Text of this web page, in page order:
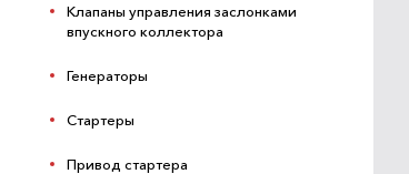
Клапаны управления заслонками
впускного коллектора
Генераторы
Стартеры
Привод стартера